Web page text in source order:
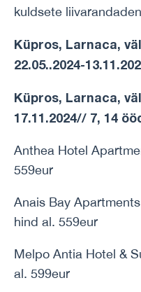
kuldsete
Küpros, Larnaca,
22.05..2024-
Küpros, Larnaca,
17.11.2024// 7, 14
Anthea Hotel
559eur
Anais Bay
hind al. 559eur
Melpo Antia Hotel &
al. 599eur